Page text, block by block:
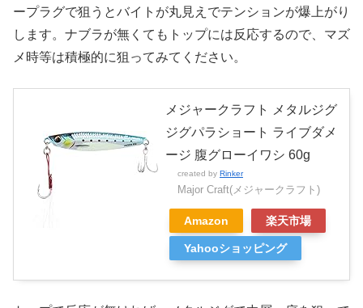
ープラグで狙うとバイトが丸見えでテンションが爆上がり
します。ナブラが無くてもトップには反応するので、マズ
メ時等は積極的に狙ってみてください。
メジャークラフト メタルジグ
ジグパラショート ライブダメ
ージ 腹グローイワシ 60g
created by Rinker
Major Craft(メジャークラフト)
Amazon 楽天市場
Yahooショッピング